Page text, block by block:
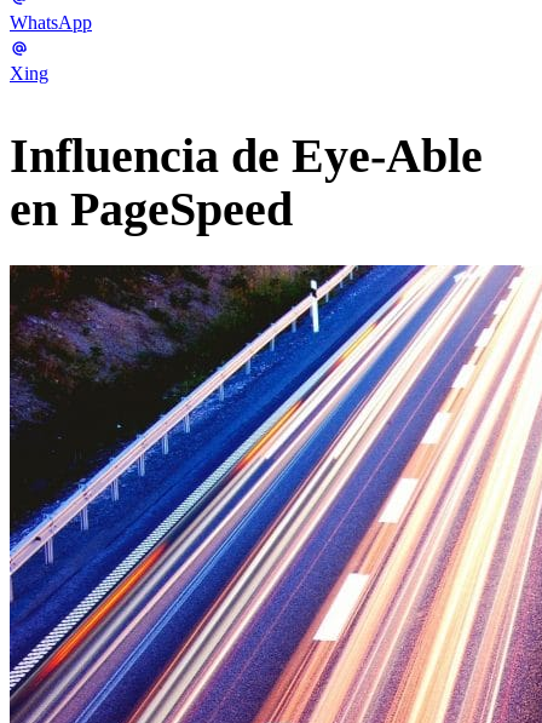
WhatsApp
Xing
Influencia de Eye-Able
en PageSpeed